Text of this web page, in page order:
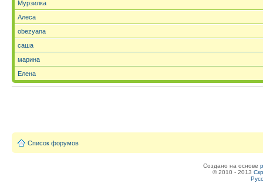
Мурзилка
Алеса
obezyana
саша
марина
Елена
Список форумов
Создано на основе
© 2010 - 2013